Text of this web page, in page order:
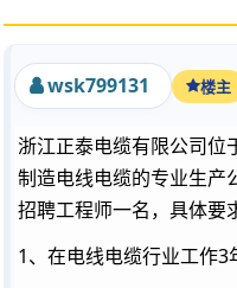
wsk799131 楼主
浙江正泰电缆有限公司位
制造电线电缆的专业生产
招聘工程师一名，具体要
1、在电线电缆行业工作3